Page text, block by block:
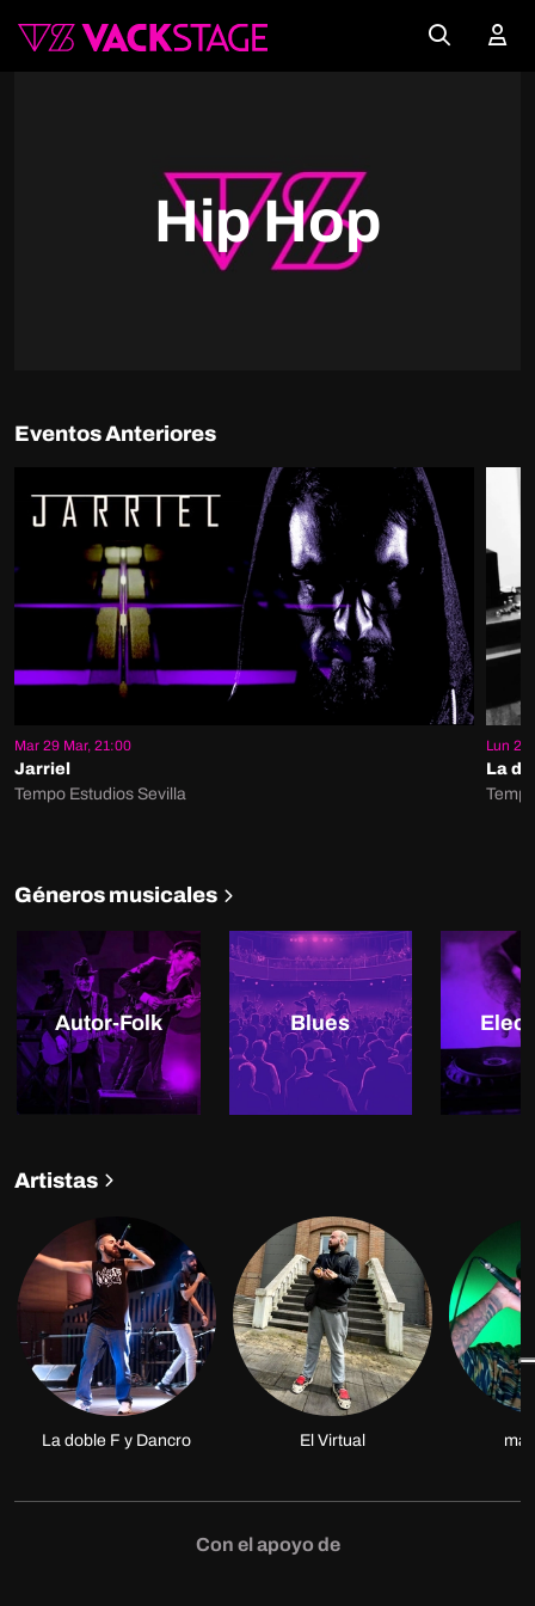
Hip Hop
Eventos Anteriores
Mar 29 Mar, 21:00
Jarriel
Tempo Estudios Sevilla
Lun 28
La
Géneros musicales
Autor-Folk Blues
Artistas
La doble F y Dancro El Virtual
Con el apoyo de